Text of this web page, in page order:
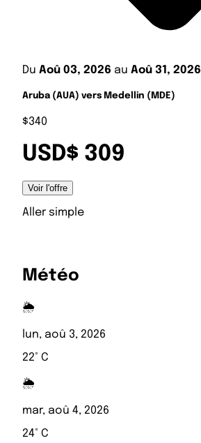
Du Aoû 03, 2026 au Aoû 31, 2026
Aruba (AUA) vers Medellin (MDE)
$340
USD$ 309
Voir l'offre
Aller simple
Météo
🌦️
lun, aoû 3, 2026
22° C
🌦️
mar, aoû 4, 2026
24° C